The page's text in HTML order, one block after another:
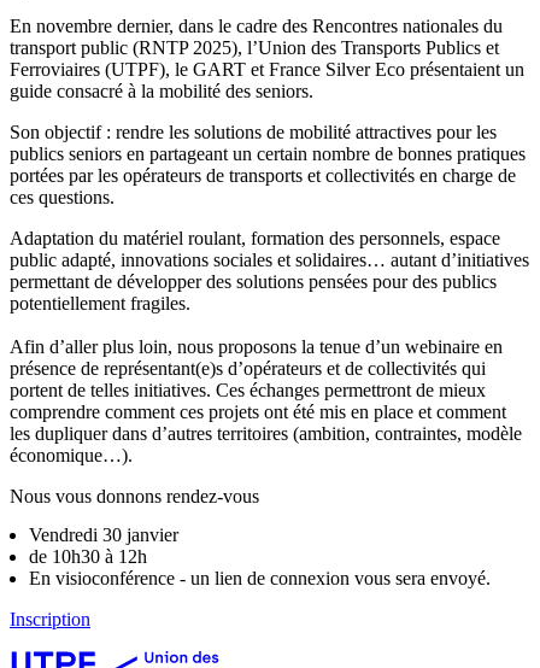
En novembre dernier, dans le cadre des Rencontres nationales du
transport public (RNTP 2025), l’Union des Transports Publics et
Ferroviaires (UTPF), le GART et France Silver Eco présentaient un
guide consacré à la mobilité des seniors.
Son objectif : rendre les solutions de mobilité attractives pour les
publics seniors en partageant un certain nombre de bonnes pratiques
portées par les opérateurs de transports et collectivités en charge de
ces questions.
Adaptation du matériel roulant, formation des personnels, espace
public adapté, innovations sociales et solidaires… autant d’initiatives
permettant de développer des solutions pensées pour des publics
potentiellement fragiles.
Afin d’aller plus loin, nous proposons la tenue d’un webinaire en
présence de représentant(e)s d’opérateurs et de collectivités qui
portent de telles initiatives. Ces échanges permettront de mieux
comprendre comment ces projets ont été mis en place et comment
les dupliquer dans d’autres territoires (ambition, contraintes, modèle
économique…).
Nous vous donnons rendez-vous
Vendredi 30 janvier
de 10h30 à 12h
En visioconférence - un lien de connexion vous sera envoyé.
Inscription